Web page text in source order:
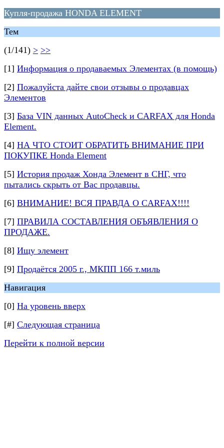
Купля-продажа HONDA ELEMENT
Тем
(1/141) > >>
[1] Информация о продаваемых Элементах (в помощь)
[2] Пожалуйста дайте свои отзывы о продавцах
Элементов
[3] База VIN данных AutoCheck и CARFAX для Honda
Element.
[4] НА ЧТО СТОИТ ОБРАТИТЬ ВНИМАНИЕ ПРИ
ПОКУПКЕ Honda Element
[5] История продаж Хонда Элемент в СНГ, что
пытались скрыть от Вас продавцы.
[6] ВНИМАНИЕ! ВСЯ ПРАВДА О CARFAX!!!!
[7] ПРАВИЛА СОСТАВЛЕНИЯ ОБЪЯВЛЕНИЯ О
ПРОДАЖЕ.
[8] Ищу элемент
[9] Продаётся 2005 г., МКПП 166 т.миль
Навигация
[0] На уровень вверх
[#] Следующая страница
Перейти к полной версии